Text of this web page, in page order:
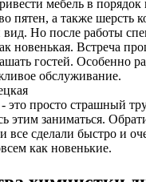
мебель в порядок
пятен, а также шерсть
вид. Но после работы
новенькая. Встреча
гостей. Особенно
обслуживание.
это просто страшный
этим заниматься.
все сделали быстро и
как новенькие.